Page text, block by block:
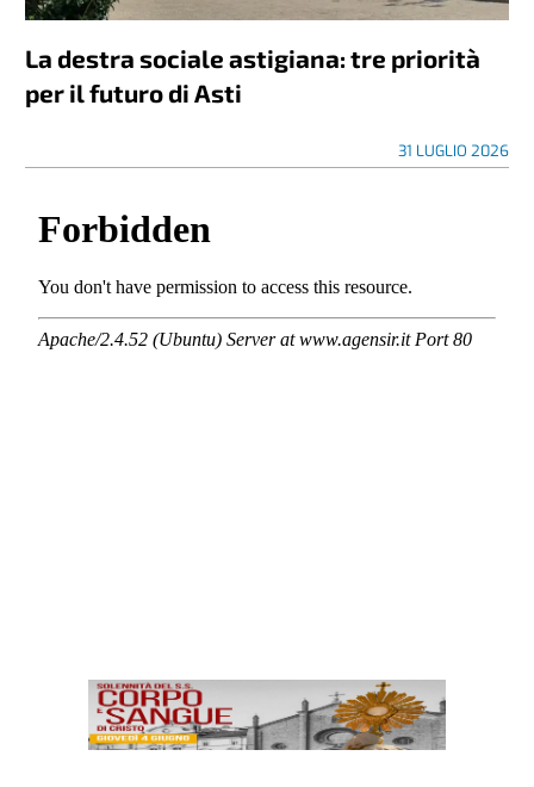
La destra sociale astigiana: tre priorità
per il futuro di Asti
31 LUGLIO 2026